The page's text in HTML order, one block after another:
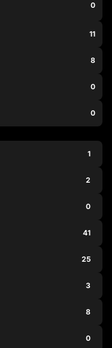
0
11
8
0
0
1
2
0
41
25
3
8
0